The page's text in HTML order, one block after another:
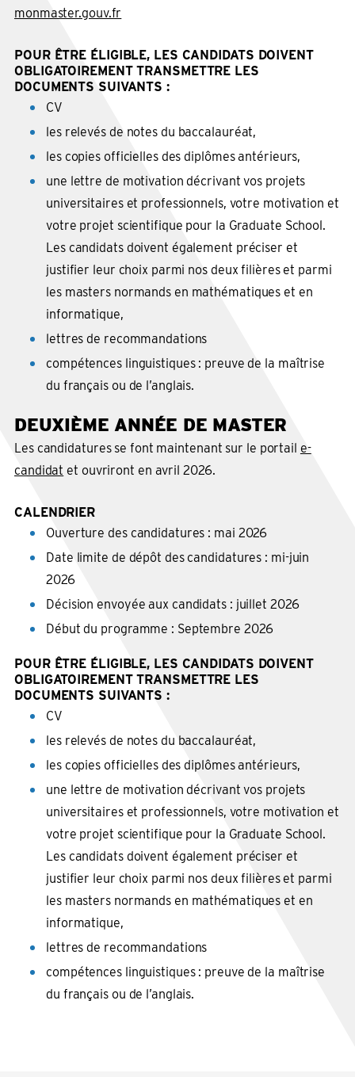
monmaster.gouv.fr
POUR ÊTRE ÉLIGIBLE, LES CANDIDATS DOIVENT
OBLIGATOIREMENT TRANSMETTRE LES
DOCUMENTS SUIVANTS :
CV
les relevés de notes du baccalauréat,
les copies officielles des diplômes antérieurs,
une lettre de motivation décrivant vos projets
universitaires et professionnels, votre motivation et
votre projet scientifique pour la Graduate School.
Les candidats doivent également préciser et
justifier leur choix parmi nos deux filières et parmi
les masters normands en mathématiques et en
informatique,
lettres de recommandations
compétences linguistiques : preuve de la maîtrise
du français ou de l’anglais.
DEUXIÈME ANNÉE DE MASTER
Les candidatures se font maintenant sur le portail e-
candidat et ouvriront en avril 2026.
CALENDRIER
Ouverture des candidatures : mai 2026
Date limite de dépôt des candidatures : mi-juin
2026
Décision envoyée aux candidats : juillet 2026
Début du programme : Septembre 2026
POUR ÊTRE ÉLIGIBLE, LES CANDIDATS DOIVENT
OBLIGATOIREMENT TRANSMETTRE LES
DOCUMENTS SUIVANTS :
CV
les relevés de notes du baccalauréat,
les copies officielles des diplômes antérieurs,
une lettre de motivation décrivant vos projets
universitaires et professionnels, votre motivation et
votre projet scientifique pour la Graduate School.
Les candidats doivent également préciser et
justifier leur choix parmi nos deux filières et parmi
les masters normands en mathématiques et en
informatique,
lettres de recommandations
compétences linguistiques : preuve de la maîtrise
du français ou de l’anglais.